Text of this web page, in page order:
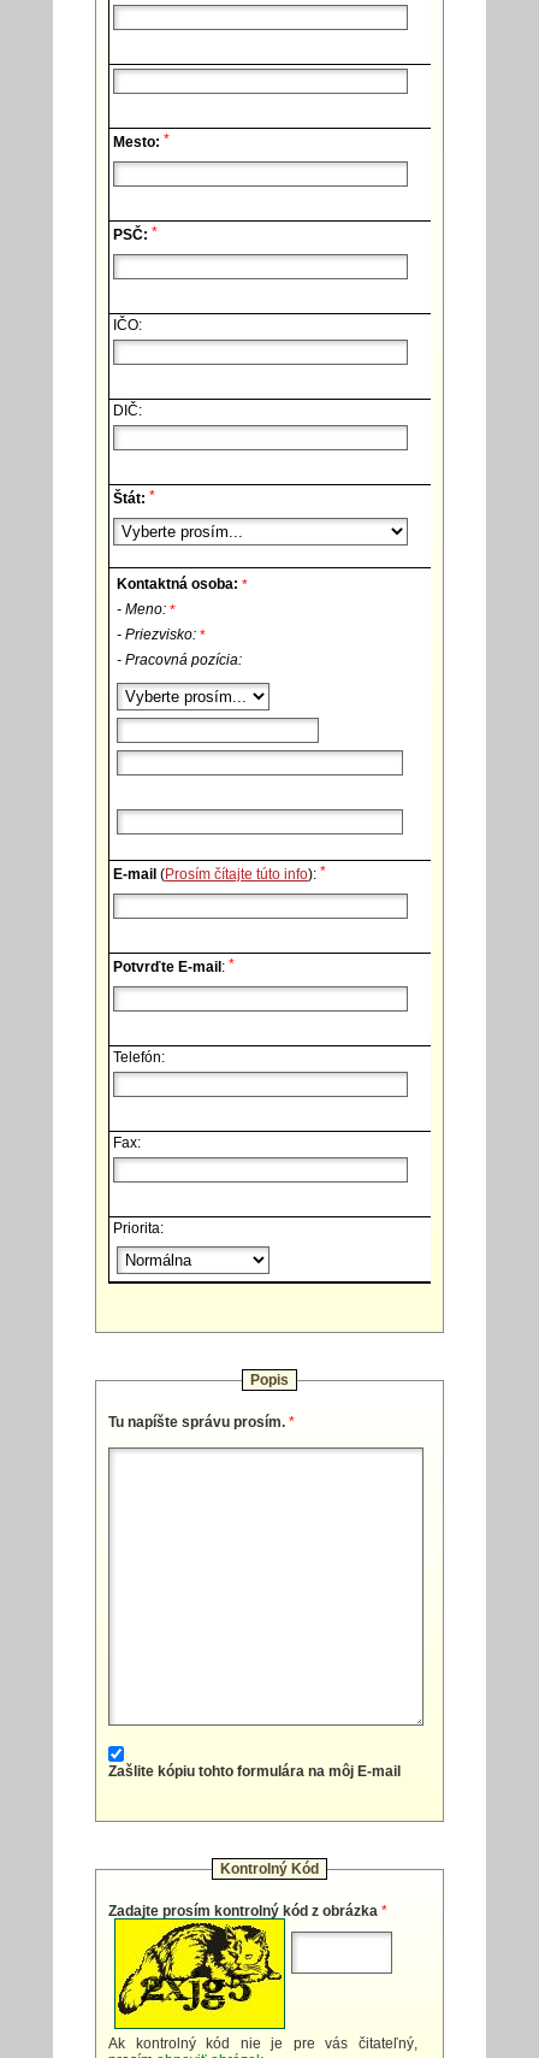
Mesto: *
PSČ: *
IČO:
DIČ:
Štát: *
Kontaktná osoba: *
- Meno: *
- Priezvisko: *
- Pracovná pozícia:
E-mail (Prosím čítajte túto info): *
Potvrďte E-mail: *
Telefón:
Fax:
Priorita:
Popis
Tu napíšte správu prosím. *
Zašlite kópiu tohto formulára na môj E-mail
Kontrolný Kód
Zadajte prosím kontrolný kód z obrázka *
Ak kontrolný kód nie je pre vás čitateľný,